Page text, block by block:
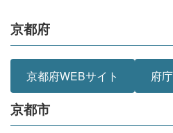
京都府
京都府WEBサイト 府
京都市